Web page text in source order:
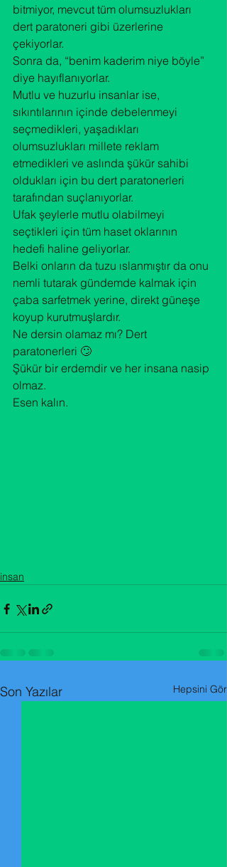
bitmiyor, mevcut tüm olumsuzlukları
dert paratoneri gibi üzerlerine
çekiyorlar.
Sonra da, “benim kaderim niye böyle”
diye hayıflanıyorlar.
Mutlu ve huzurlu insanlar ise,
sıkıntılarının içinde debelenmeyi
seçmedikleri, yaşadıkları
olumsuzlukları millete reklam
etmedikleri ve aslında şükür sahibi
oldukları için bu dert paratonerleri
tarafından suçlanıyorlar.
Ufak şeylerle mutlu olabilmeyi
seçtikleri için tüm haset oklarının
hedefi haline geliyorlar.
Belki onların da tuzu ıslanmıştır da onu
nemli tutarak gündemde kalmak için
çaba sarfetmek yerine, direkt güneşe
koyup kurutmuşlardır.
Ne dersin olamaz mı? Dert
paratonerleri 🙄
Şükür bir erdemdir ve her insana nasip
olmaz.
Esen kalın.
insan
Son Yazılar Hepsini Gör